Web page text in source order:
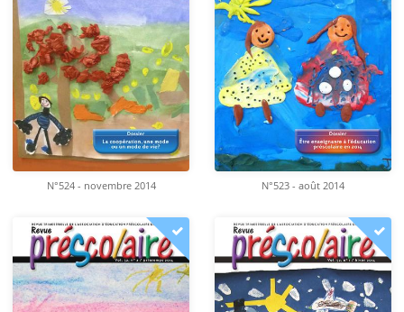
N°524 - novembre 2014 N°523 - août 2014